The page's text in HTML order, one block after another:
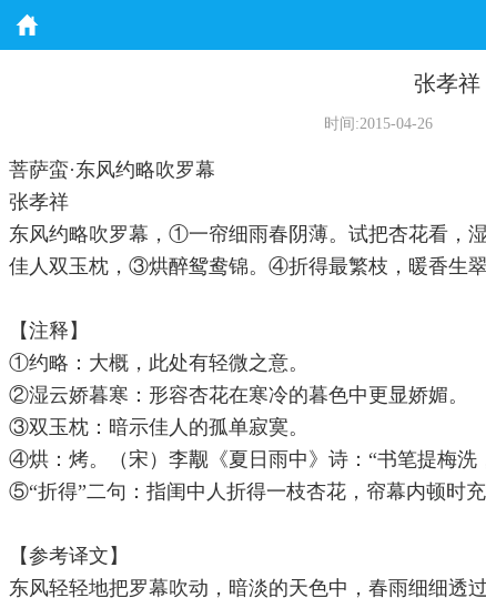
张孝祥
时间:2015-04-26
菩萨蛮·东风约略吹罗幕
张孝祥
东风约略吹罗幕，①一帘细雨春阴薄。试把杏花看，
佳人双玉枕，③烘醉鸳鸯锦。④折得最繁枝，暖香生
【注释】
①约略：大概，此处有轻微之意。
②湿云娇暮寒：形容杏花在寒冷的暮色中更显娇媚。
③双玉枕：暗示佳人的孤单寂寞。
④烘：烤。（宋）李觏《夏日雨中》诗：“书笔提梅洗
⑤“折得”二句：指闺中人折得一枝杏花，帘幕内顿时充
【参考译文】
东风轻轻地把罗幕吹动，暗淡的天色中，春雨细细透